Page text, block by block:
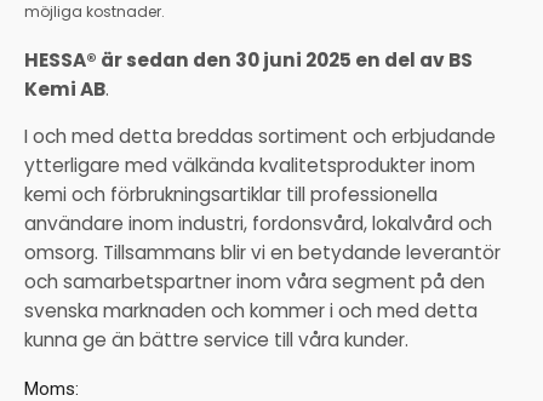
möjliga kostnader.
HESSA® är sedan den 30 juni 2025 en del av BS
Kemi AB.
I och med detta breddas sortiment och erbjudande
ytterligare med välkända kvalitetsprodukter inom
kemi och förbrukningsartiklar till professionella
användare inom industri, fordonsvård, lokalvård och
omsorg. Tillsammans blir vi en betydande leverantör
och samarbetspartner inom våra segment på den
svenska marknaden och kommer i och med detta
kunna ge än bättre service till våra kunder.
Moms: